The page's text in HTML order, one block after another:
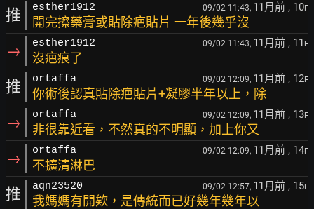
推 esther1912 09/02 11:43, 11月前 , 10F
開完擦藥膏或貼除疤貼片 一年後幾乎沒
→ esther1912 09/02 11:43, 11月前 , 11 F
沒疤痕了
推 ortaffa 09/02 12:09, 11月前 , 12F
你術後認真貼除疤貼片+凝膠半年以上，除
→ ortaffa 09/02 12:09, 11月前 , 13F
非很靠近看，不然真的不明顯，加上你又
→ ortaffa 09/02 12:09, 11月前 , 14F
不擴清淋巴
推 aqn23520 09/02 12:57, 11月前 , 15F
我媽媽有開欸，是傳統而已好幾年幾年以